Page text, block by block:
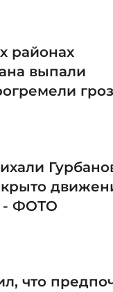
районах
выпали
- ФОТО
что